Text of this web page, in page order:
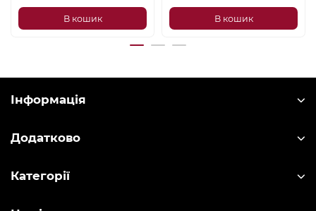
В кошик В кошик
Інформація
Додатково
Категорії